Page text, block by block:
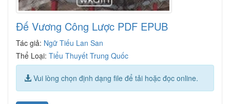
Đế Vương Công Lược PDF EPUB
Tác giả: Ngữ Tiếu Lan San
Thể Loại: Tiểu Thuyết Trung Quốc
Vui lòng chọn định dạng file để tải hoặc đọc online.